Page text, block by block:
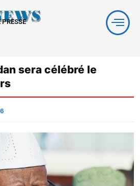
sera célébré le